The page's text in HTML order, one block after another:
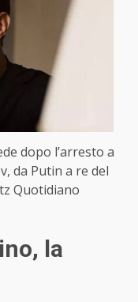
dopo l’arresto a
da Putin a re del
Quotidiano
la